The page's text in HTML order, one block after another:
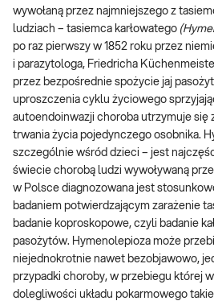
wywołaną przez najmniejszego z
ludziach – tasiemca karłowatego
po raz pierwszy w 1852 roku przez
i parazytologa, Friedricha
przez bezpośrednie spożycie jaj
uproszczenia cyklu życiowego
autoendoinwazji choroba utrzymuje się
trwania życia pojedynczego osobnika.
szczególnie wśród dzieci – jest
świecie chorobą ludzi wywoływaną
w Polsce diagnozowana jest
badaniem potwierdzającym zarażenie
badanie koproskopowe, czyli badanie
pasożytów. Hymenolepioza może
niejednokrotnie nawet bezobjawowo,
przypadki choroby, w przebiegu której
dolegliwości układu pokarmowego